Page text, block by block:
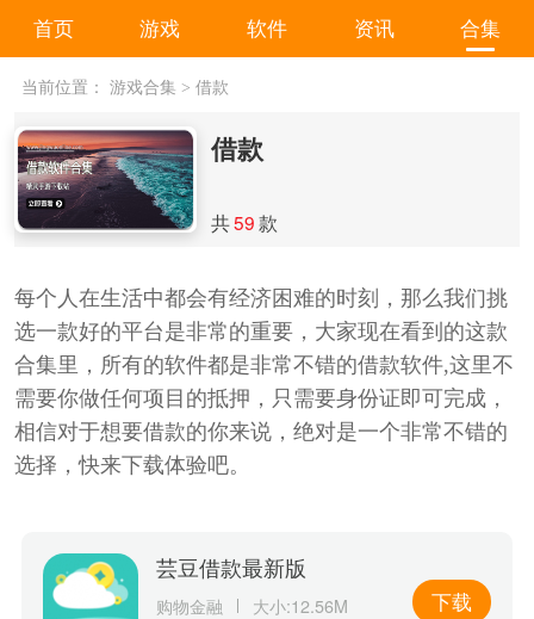
首页 游戏 软件 资讯 合集
当前位置： 游戏合集 > 借款
借款
共59款
每个人在生活中都会有经济困难的时刻，那么我们挑
选一款好的平台是非常的重要，大家现在看到的这款
合集里，所有的软件都是非常不错的借款软件,这里不
需要你做任何项目的抵押，只需要身份证即可完成，
相信对于想要借款的你来说，绝对是一个非常不错的
选择，快来下载体验吧。
芸豆借款最新版
购物金融 大小:12.56M 下载